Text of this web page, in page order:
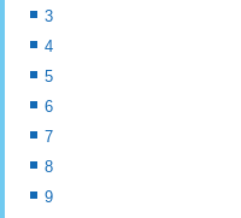
3
4
5
6
7
8
9